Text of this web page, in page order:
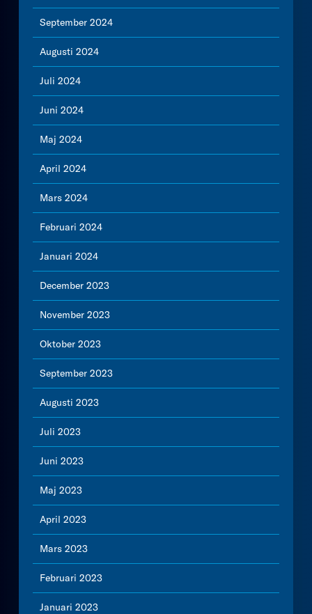
September 2024
Augusti 2024
Juli 2024
Juni 2024
Maj 2024
April 2024
Mars 2024
Februari 2024
Januari 2024
December 2023
November 2023
Oktober 2023
September 2023
Augusti 2023
Juli 2023
Juni 2023
Maj 2023
April 2023
Mars 2023
Februari 2023
Januari 2023